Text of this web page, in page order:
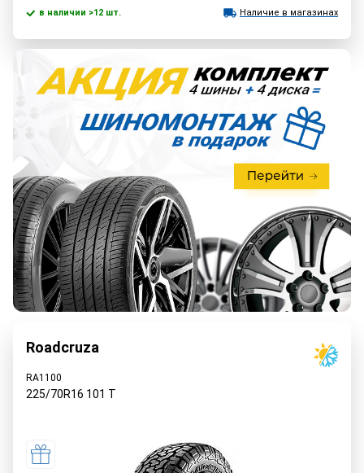
в наличии >12 шт. Наличие в магазинах
Roadcruza
RA1100
225/70R16 101 T